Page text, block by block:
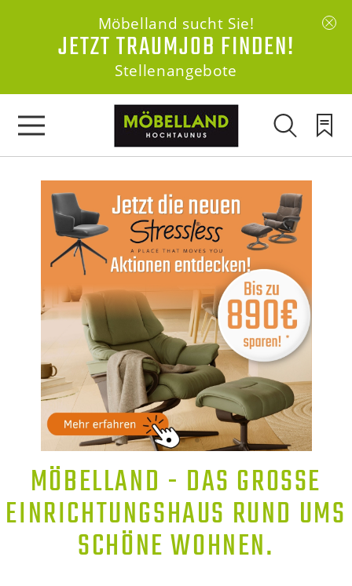
Möbelland sucht Sie!
JETZT TRAUMJOB FINDEN!
Stellenangebote
MÖBELLAND - DAS GROSSE E
INRICHTUNGSHAUS RUND UMS S
CHÖNE WOHNEN.